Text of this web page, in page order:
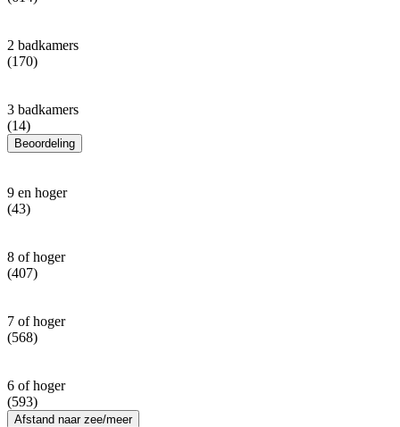
2 badkamers
(170)
3 badkamers
(14)
Beoordeling
9 en hoger
(43)
8 of hoger
(407)
7 of hoger
(568)
6 of hoger
(593)
Afstand naar zee/meer